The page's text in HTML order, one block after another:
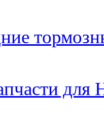
для